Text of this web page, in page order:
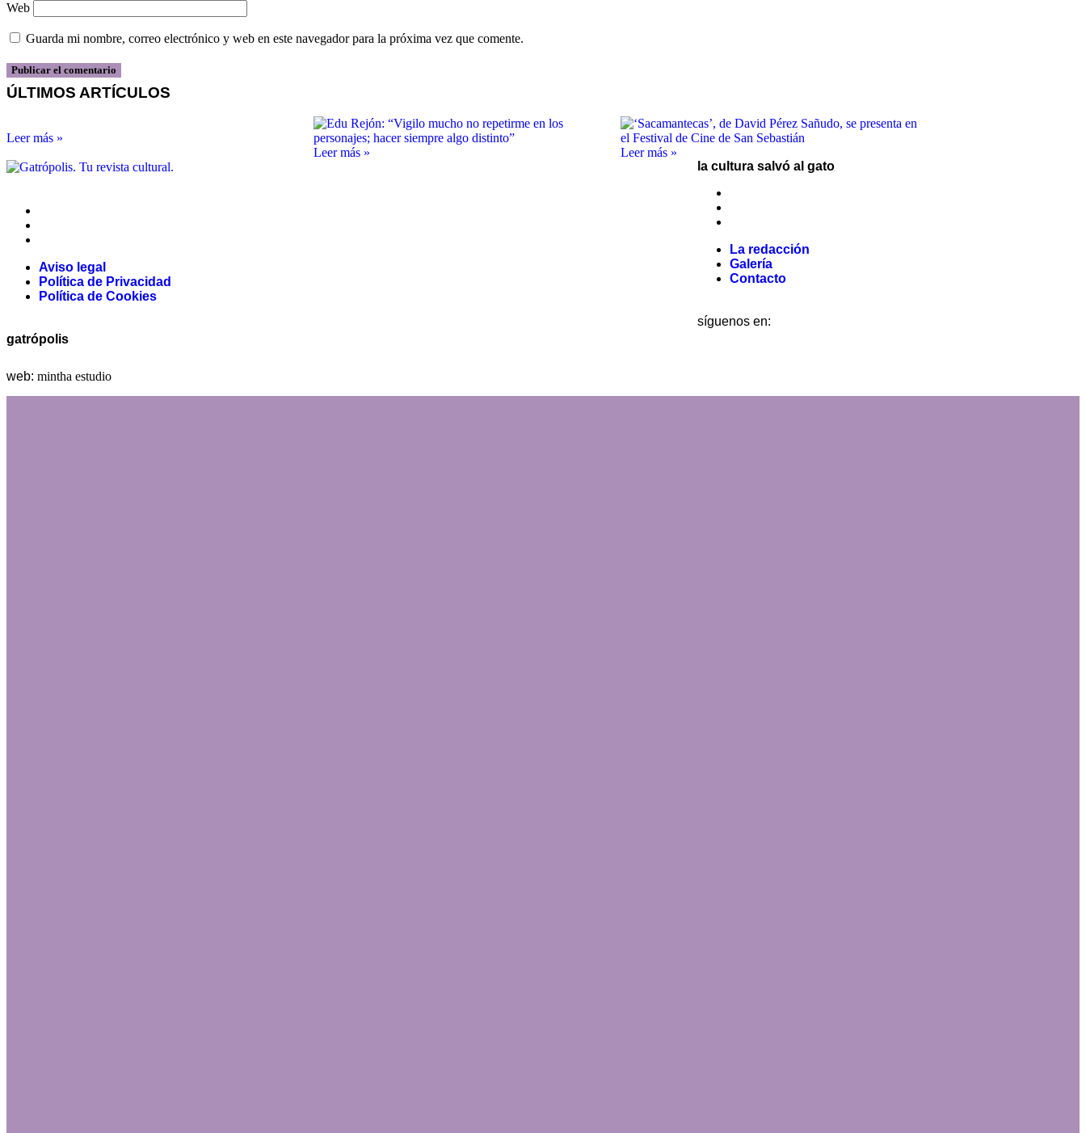
Web
Guarda mi nombre, correo electrónico y web en este navegador para la próxima vez que comente.
ÚLTIMOS ARTÍCULOS
Leer más »
Leer más »
Leer más »
Aviso legal
Política de Privacidad
Política de Cookies
gatrópolis
web: mintha estudio
la cultura salvó al gato
La redacción
Galería
Contacto
síguenos en: